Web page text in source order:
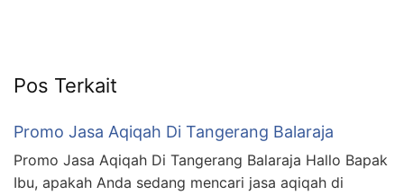
Pos Terkait
Promo Jasa Aqiqah Di Tangerang Balaraja
Promo Jasa Aqiqah Di Tangerang Balaraja Hallo Bapak
Ibu, apakah Anda sedang mencari jasa aqiqah di